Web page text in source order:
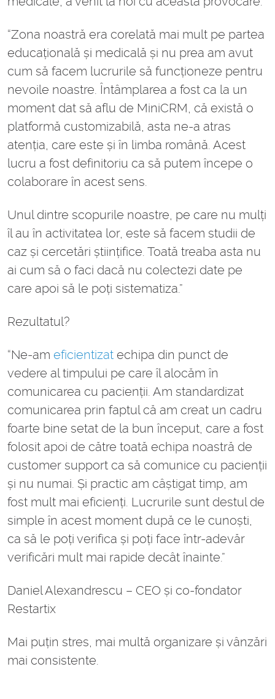
“Zona noastră era corelată mai mult pe partea
educațională și medicală și nu prea am avut
cum să facem lucrurile să funcționeze pentru
nevoile noastre. Întâmplarea a fost ca la un
moment dat să aflu de MiniCRM, că există o
platformă customizabilă, asta ne-a atras
atenția, care este și în limba română. Acest
lucru a fost definitoriu ca să putem începe o
colaborare în acest sens.
Unul dintre scopurile noastre, pe care nu mulți
îl au în activitatea lor, este să facem studii de
caz și cercetări științifice. Toată treaba asta nu
ai cum să o faci dacă nu colectezi date pe
care apoi să le poți sistematiza.”
Rezultatul?
“Ne-am eficientizat echipa din punct de
vedere al timpului pe care îl alocăm în
comunicarea cu pacienții. Am standardizat
comunicarea prin faptul că am creat un cadru
foarte bine setat de la bun început, care a fost
folosit apoi de către toată echipa noastră de
customer support ca să comunice cu pacienții
și nu numai. Și practic am câștigat timp, am
fost mult mai eficienți. Lucrurile sunt destul de
simple în acest moment după ce le cunoști,
ca să le poți verifica și poți face într-adevăr
verificări mult mai rapide decât înainte.”
Daniel Alexandrescu – CEO și co-fondator
Restartix
Mai puțin stres, mai multă organizare și vânzări
mai consistente.